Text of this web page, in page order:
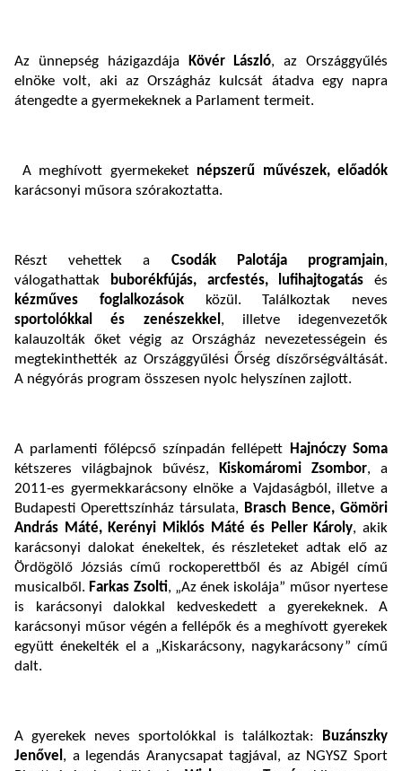
Az ünnepség házigazdája Kövér László, az Országgyűlés
elnöke volt, aki az Országház kulcsát átadva egy napra
átengedte a gyermekeknek a Parlament termeit.
A meghívott gyermekeket népszerű művészek, előadók
karácsonyi műsora szórakoztatta.
Részt vehettek a Csodák Palotája programjain,
válogathattak
buborékfújás, arcfestés, lufihajtogatás és
kézműves foglalkozásokközül. Találkoztak neves
sportolókkal és zenészekkel , illetve idegenvezetők
kalauzolták őket végig az Országház nevezetességein és
megtekinthették az Országgyűlési Őrség díszőrségváltását.
A négyórás program összesen nyolc helyszínen zajlott.
A parlamenti főlépcső színpadán fellépett
Hajnóczy Soma
kétszeres világbajnok bűvész,
Kiskomáromi Zsombor, a
2011-es gyermekkarácsony elnöke a Vajdaságból, illetve a
Budapesti Operettszínház társulata, Brasch Bence, Gömöri
András Máté, Kerényi Miklós Máté és Peller Károly, akik
karácsonyi dalokat énekeltek, és részleteket adtak elő az
Ördögölő Józsiás című rockoperettből és az Abigél című
musicalből. Farkas Zsolti, „Az ének iskolája” műsor nyertese
is karácsonyi dalokkal kedveskedett a gyerekeknek. A
karácsonyi műsor végén a fellépők és a meghívott gyerekek
együtt énekelték el a „Kiskarácsony, nagykarácsony” című
dalt.
A gyerekek neves sportolókkal is találkoztak:
Buzánszky
Jenővel , a legendás Aranycsapat tagjával, az NGYSZ Sport